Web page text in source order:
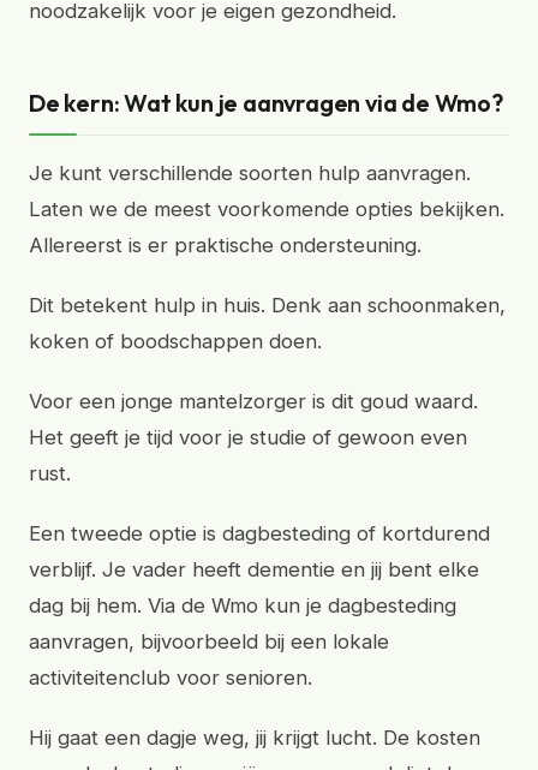
noodzakelijk voor je eigen gezondheid.
De kern: Wat kun je aanvragen via de Wmo?
Je kunt verschillende soorten hulp aanvragen.
Laten we de meest voorkomende opties bekijken.
Allereerst is er praktische ondersteuning.
Dit betekent hulp in huis. Denk aan schoonmaken,
koken of boodschappen doen.
Voor een jonge mantelzorger is dit goud waard.
Het geeft je tijd voor je studie of gewoon even
rust.
Een tweede optie is dagbesteding of kortdurend
verblijf. Je vader heeft dementie en jij bent elke
dag bij hem. Via de Wmo kun je dagbesteding
aanvragen, bijvoorbeeld bij een lokale
activiteitenclub voor senioren.
Hij gaat een dagje weg, jij krijgt lucht. De kosten